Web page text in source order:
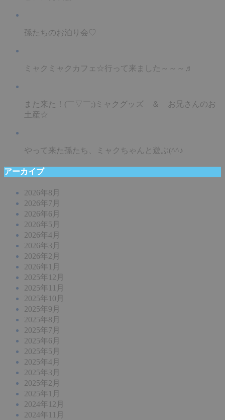
孫たちのお泊り会♡
ミャクミャクカフェ☆行って来ました～～～♬
また来た！(￣▽￣;)ミャクグッズ ＆ お兄さんのお
土産☆
やって来た孫たち、ミャクちゃんと遊ぶ(^^♪
アーカイブ
2026年8月
2026年7月
2026年6月
2026年5月
2026年4月
2026年3月
2026年2月
2026年1月
2025年12月
2025年11月
2025年10月
2025年9月
2025年8月
2025年7月
2025年6月
2025年5月
2025年4月
2025年3月
2025年2月
2025年1月
2024年12月
2024年11月